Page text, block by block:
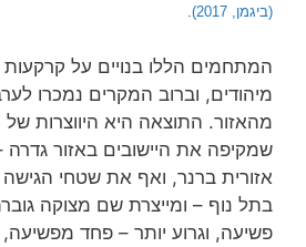
(ביגמן, 2017)
.
המתחמים הללו בנויים על קרקעות
מיהודים, וברוב המקרים נמכרו
מהאזור. התוצאה היא היווצרות
שמקיפה את היישובים באזור גדרה
אזורית ברנר, ואף את שטחי הגישה
בתל נוף – ומייצרת שם מצוקה
פשיעה, וגרוע יותר – פחד